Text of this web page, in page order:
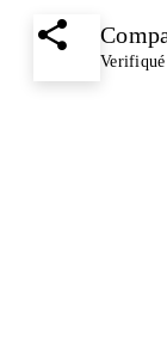
Verifiqué